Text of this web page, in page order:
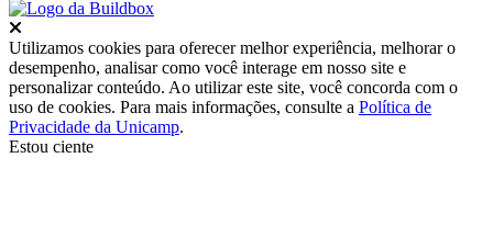
Utilizamos cookies para oferecer melhor experiência, melhorar o
desempenho, analisar como você interage em nosso site e
personalizar conteúdo. Ao utilizar este site, você concorda com o
uso de cookies. Para mais informações, consulte a Política de
Privacidade da Unicamp.
Estou ciente